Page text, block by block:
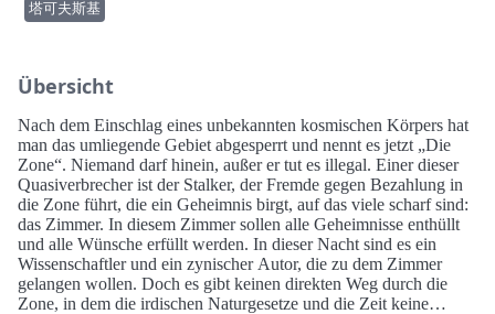
塔可夫斯基
Übersicht
Nach dem Einschlag eines unbekannten kosmischen Körpers hat
man das umliegende Gebiet abgesperrt und nennt es jetzt „Die
Zone“. Niemand darf hinein, außer er tut es illegal. Einer dieser
Quasiverbrecher ist der Stalker, der Fremde gegen Bezahlung in
die Zone führt, die ein Geheimnis birgt, auf das viele scharf sind:
das Zimmer. In diesem Zimmer sollen alle Geheimnisse enthüllt
und alle Wünsche erfüllt werden. In dieser Nacht sind es ein
Wissenschaftler und ein zynischer Autor, die zu dem Zimmer
gelangen wollen. Doch es gibt keinen direkten Weg durch die
Zone, in dem die irdischen Naturgesetze und die Zeit keine